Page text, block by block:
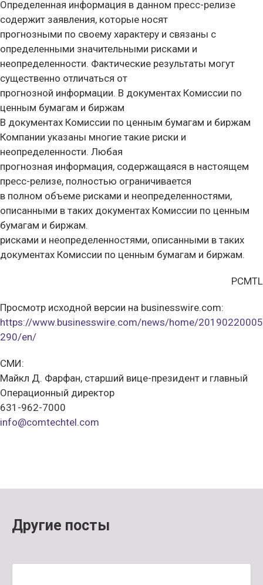
Определенная информация в данном пресс-релизе
содержит заявления, которые носят
прогнозными по своему характеру и связаны с
определенными значительными рисками и
неопределенности. Фактические результаты могут
существенно отличаться от
прогнозной информации. В документах Комиссии по
ценным бумагам и биржам
В документах Комиссии по ценным бумагам и биржам
Компании указаны многие такие риски и
неопределенности. Любая
прогнозная информация, содержащаяся в настоящем
пресс-релизе, полностью ограничивается
в полном объеме рисками и неопределенностями,
описанными в таких документах Комиссии по ценным
бумагам и биржам.
рисками и неопределенностями, описанными в таких
документах Комиссии по ценным бумагам и биржам.
PCMTL
Просмотр исходной версии на businesswire.com:
https://www.businesswire.com/news/home/20190220005
290/en/
СМИ:
Майкл Д. Фарфан, старший вице-президент и главный
Операционный директор
631-962-7000
info@comtechtel.com
Другие посты